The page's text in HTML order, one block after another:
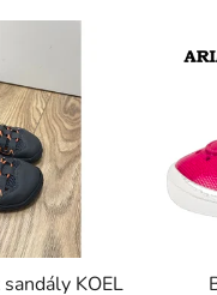
n
o
d
KOEL